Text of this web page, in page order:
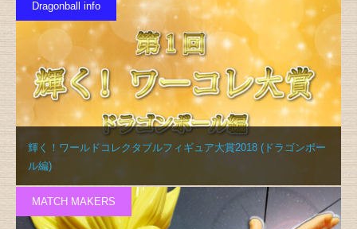
Dragonball info
輝く！ワールドコレクタブルフィギュア大賞2018 (ドラゴンボー
ル編)
MATCH MAKERS